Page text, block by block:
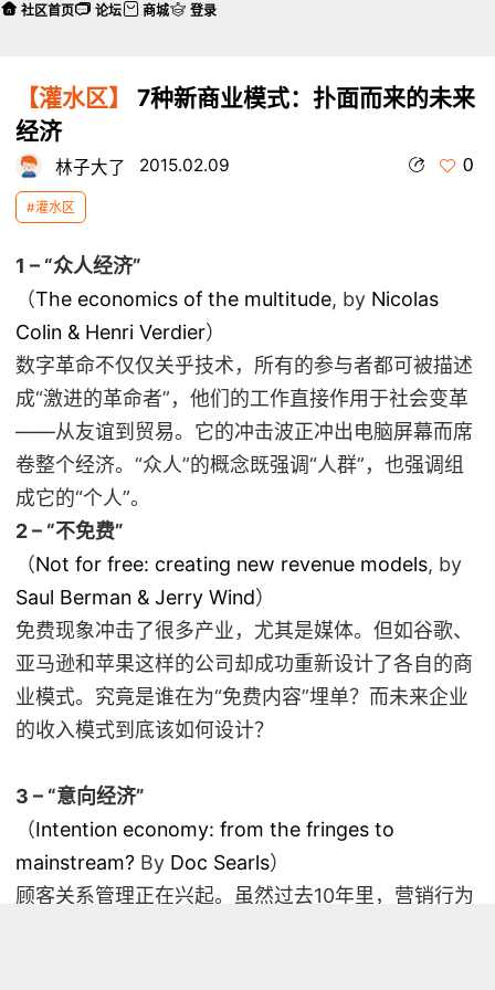
【灌水区】
7种新商业模式：扑面而来的未来
经济
林子大了 2015.02.09 0
#灌水区
1 – “众人经济”
（The economics of the multitude, by Nicolas
Colin & Henri Verdier）
数字革命不仅仅关乎技术，所有的参与者都可被描述
成“激进的革命者”，他们的工作直接作用于社会变革
——从友谊到贸易。它的冲击波正冲出电脑屏幕而席
卷整个经济。“众人”的概念既强调“人群”，也强调组
成它的“个人”。
2 – “不免费”
（Not for free: creating new revenue models, by
Saul Berman & Jerry Wind）
免费现象冲击了很多产业，尤其是媒体。但如谷歌、
亚马逊和苹果这样的公司却成功重新设计了各自的商
业模式。究竟是谁在为“免费内容”埋单？而未来企业
的收入模式到底该如何设计？
3 – “意向经济”
（Intention economy: from the fringes to
mainstream? By Doc Searls）
顾客关系管理正在兴起。虽然过去10年里，营销行为
社区首页 论坛 商城 登录